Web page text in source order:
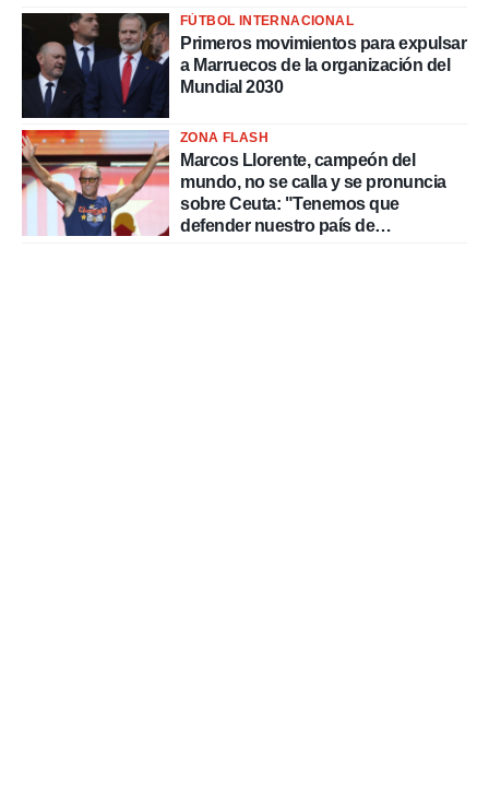
FÚTBOL INTERNACIONAL
Primeros movimientos para expulsar
a Marruecos de la organización del
Mundial 2030
ZONA FLASH
Marcos Llorente, campeón del
mundo, no se calla y se pronuncia
sobre Ceuta: "Tenemos que
defender nuestro país de